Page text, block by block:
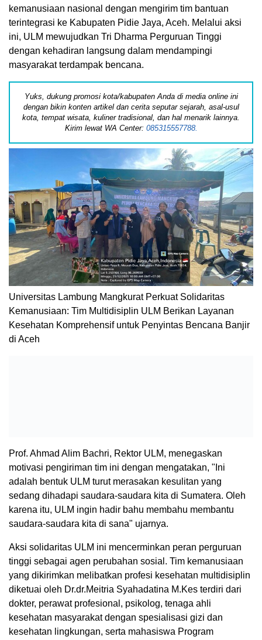
kemanusiaan nasional dengan mengirim tim bantuan
terintegrasi ke Kabupaten Pidie Jaya, Aceh. Melalui aksi
ini, ULM mewujudkan Tri Dharma Perguruan Tinggi
dengan kehadiran langsung dalam mendampingi
masyarakat terdampak bencana.
Yuks, dukung promosi kota/kabupaten Anda di media online ini
dengan bikin konten artikel dan cerita seputar sejarah, asal-usul
kota, tempat wisata, kuliner tradisional, dan hal menarik lainnya.
Kirim lewat WA Center: 085315557788.
Universitas Lambung Mangkurat Perkuat Solidaritas
Kemanusiaan: Tim Multidisiplin ULM Berikan Layanan
Kesehatan Komprehensif untuk Penyintas Bencana Banjir
di Aceh
Prof. Ahmad Alim Bachri, Rektor ULM, menegaskan
motivasi pengiriman tim ini dengan mengatakan, "Ini
adalah bentuk ULM turut merasakan kesulitan yang
sedang dihadapi saudara-saudara kita di Sumatera. Oleh
karena itu, ULM ingin hadir bahu membahu membantu
saudara-saudara kita di sana" ujarnya.
Aksi solidaritas ULM ini mencerminkan peran perguruan
tinggi sebagai agen perubahan sosial. Tim kemanusiaan
yang dikirimkan melibatkan profesi kesehatan multidisiplin
diketuai oleh Dr.dr.Meitria Syahadatina M.Kes terdiri dari
dokter, perawat profesional, psikolog, tenaga ahli
kesehatan masyarakat dengan spesialisasi gizi dan
kesehatan lingkungan, serta mahasiswa Program